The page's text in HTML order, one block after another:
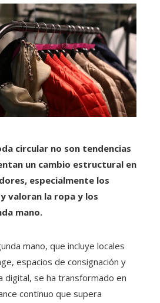
circular no son tendencias
un cambio estructural en
especialmente los
valoran la ropa y los
mano.
mano, que incluye locales
espacios de consignación y
digital, se ha transformado en
continuo que supera